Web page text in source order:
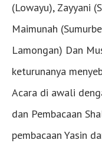
(Lowayu), Zayyani
Maimunah
Lamongan) Dan
keturunanya
Acara di awali
dan Pembacaan
pembacaan Yasin